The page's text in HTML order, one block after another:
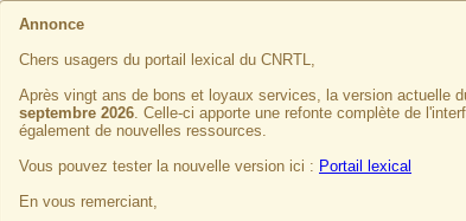
Annonce
Chers usagers du portail lexical du CNRTL,
Après vingt ans de bons et loyaux services, la version actuelle
septembre 2026. Celle-ci apporte une refonte complète de
également de nouvelles ressources.
Vous pouvez tester la nouvelle version ici : Portail lexical
En vous remerciant,